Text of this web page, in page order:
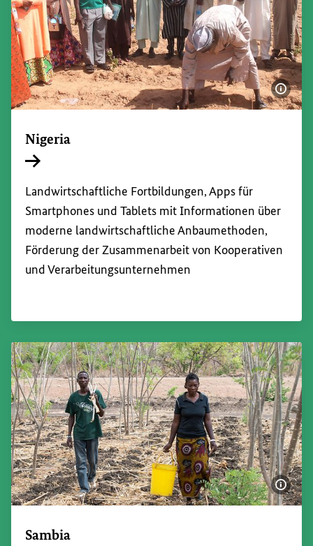
Nigeria
Landwirtschaftliche Fortbildungen, Apps für
Smartphones und Tablets mit Informationen über
moderne landwirtschaftliche Anbaumethoden,
Förderung der Zusammenarbeit von Kooperativen
und Verarbeitungsunternehmen
Sambia